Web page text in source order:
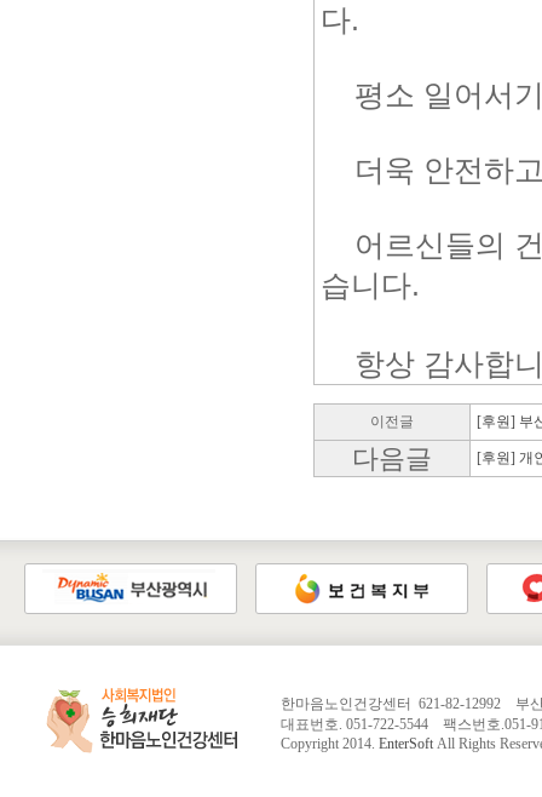
다.
평소 일어서
더욱 안전하
어르신들의 건
습니다.
항상 감사합
이전글 [후원] 부
다음글 [후원] 개
한마음노인건강센터 621-82-12992 부
대표번호. 051-722-5544 팩스번호.051-
Copyright 2014. EnterSoft All Rights